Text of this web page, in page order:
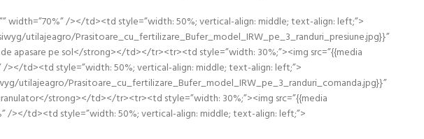
/></td><td style=”width: 50%; vertical-align: middle; text-align: left;”>
utilajeagro/Prasitoare_cu_fertilizare_Bufer_model_IRW_pe_3_randuri_presiune.jpg}}”
apasare pe sol</strong></td></tr><tr><td style=”width: 30%;”><img src=”{{media
></td><td style=”width: 50%; vertical-align: middle; text-align: left;”>
utilajeagro/Prasitoare_cu_fertilizare_Bufer_model_IRW_pe_3_randuri_comanda.jpg}}”
strong></td></tr><tr><td style=”width: 30%;”><img src=”{{media
/></td><td style=”width: 50%; vertical-align: middle; text-align: left;”>